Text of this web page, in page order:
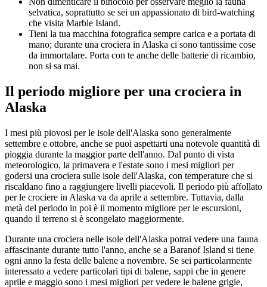
selvatica, soprattutto se sei un appassionato di bird-watching
che visita Marble Island.
Tieni la tua macchina fotografica sempre carica e a portata di
mano; durante una crociera in Alaska ci sono tantissime cose
da immortalare. Porta con te anche delle batterie di ricambio,
non si sa mai.
Il periodo migliore per una crociera in
Alaska
I mesi più piovosi per le isole dell'Alaska sono generalmente
settembre e ottobre, anche se puoi aspettarti una notevole quantità di
pioggia durante la maggior parte dell'anno. Dal punto di vista
meteorologico, la primavera e l'estate sono i mesi migliori per
godersi una crociera sulle isole dell'Alaska, con temperature che si
riscaldano fino a raggiungere livelli piacevoli. Il periodo più affollato
per le crociere in Alaska va da aprile a settembre. Tuttavia, dalla
metà del periodo in poi è il momento migliore per le escursioni,
quando il terreno si è scongelato maggiormente.
Durante una crociera nelle isole dell'Alaska potrai vedere una fauna
affascinante durante tutto l'anno, anche se a Baranof Island si tiene
ogni anno la festa delle balene a novembre. Se sei particolarmente
interessato a vedere particolari tipi di balene, sappi che in genere
aprile e maggio sono i mesi migliori per vedere le balene grigie,